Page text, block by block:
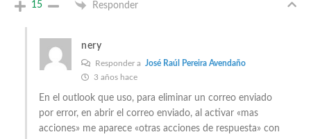
15 Responder
nery
Responder a José Raúl Pereira Avendaño
3 años hace
En el outlook que uso, para eliminar un correo enviado
por error, en abrir el correo enviado, al activar «mas
acciones» me aparece «otras acciones de respuesta» con